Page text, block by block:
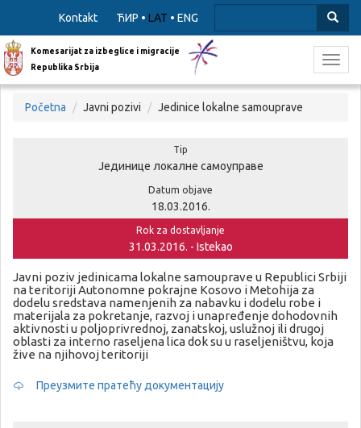
Kontakt ЋИР • LAT • ENG
Komesarijat za izbeglice i migracije
Republika Srbija
Početna Javni pozivi Jedinice lokalne samouprave
Tip
Јединице локалне самоуправе
Datum objave
18.03.2016.
Rok za dostavljanje
31.03.2016. - Istekao
Javni poziv jedinicama lokalne samouprave u Republici Srbiji
na teritoriji Autonomne pokrajne Kosovo i Metohija za
dodelu sredstava namenjenih za nabavku i dodelu robe i
materijala za pokretanje, razvoj i unapređenje dohodovnih
aktivnosti u poljoprivrednoj, zanatskoj, uslužnoj ili drugoj
oblasti za interno raseljena lica dok su u raseljeništvu, koja
žive na njihovoj teritoriji
Преузмите пратећу документацију